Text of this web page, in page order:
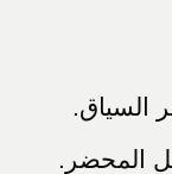
السياق.
المحضر.